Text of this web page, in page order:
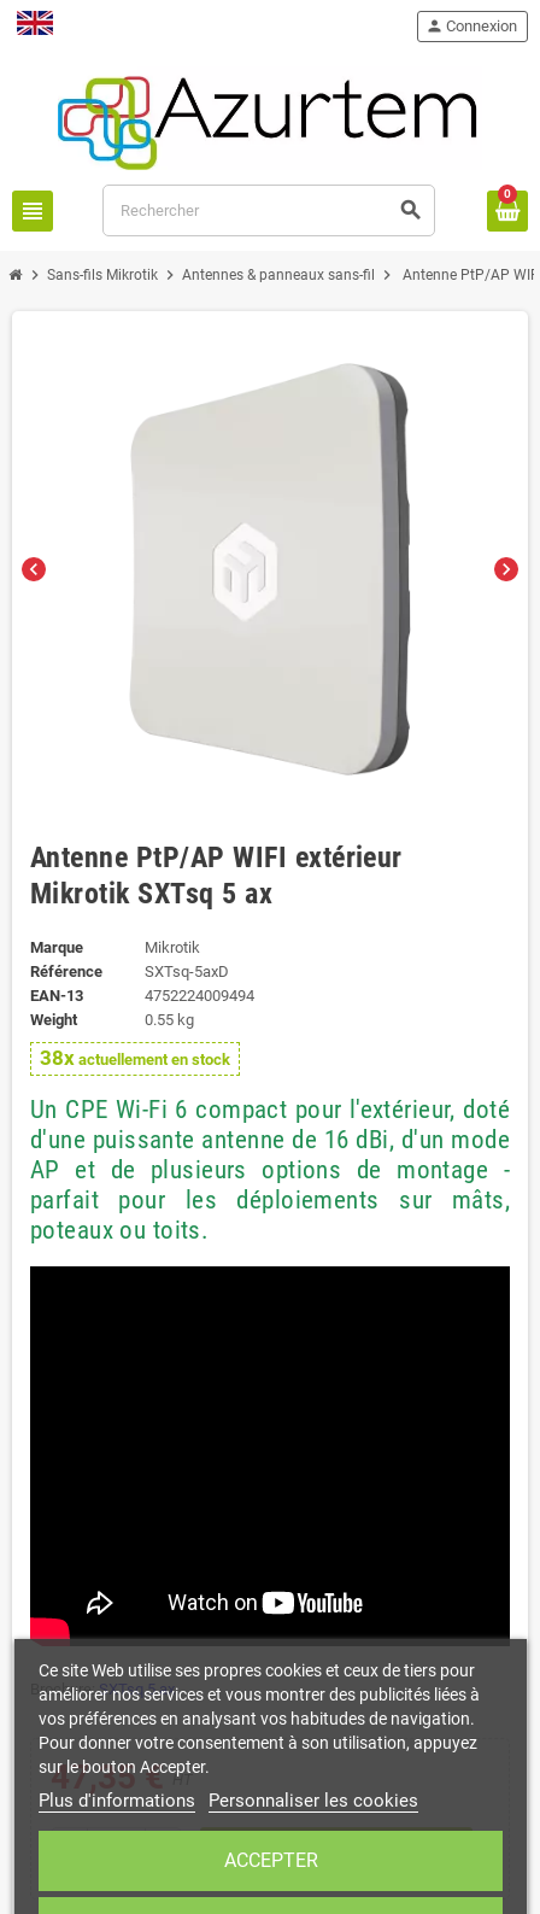
view_headline search
English person Connexion
0
chevron_right Sans-fils Mikrotik chevron_right Antennes & panneaux sans-fil chevron_right Antenne PtP/AP
chevron_left chevron_right
Antenne PtP/AP WIFI extérieur
Mikrotik SXTsq 5 ax
Marque
Mikrotik
Référence
SXTsq-5axD
EAN-13
4752224009494
Weight
0.55 kg
38x actuellement en stock
Un CPE Wi-Fi 6 compact pour l'extérieur, doté
d'une puissante antenne de 16 dBi, d'un mode
AP et de plusieurs options de montage -
parfait pour les déploiements sur mâts,
poteaux ou toits.
Brochure:SXTsq 5 ax
47,35 € HT
Ce site Web utilise ses propres cookies et ceux de tiers pour
améliorer nos services et vous montrer des publicités liées à
vos préférences en analysant vos habitudes de navigation.
Pour donner votre consentement à son utilisation, appuyez
sur le bouton Accepter.
Plus d'informations Personnaliser les cookies
ACCEPTER